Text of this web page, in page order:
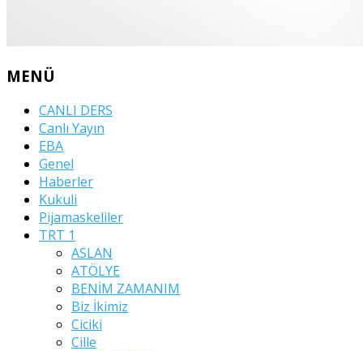
MENÜ
CANLI DERS
Canlı Yayın
EBA
Genel
Haberler
Kukuli
Pijamaskeliler
TRT 1
ASLAN
ATÖLYE
BENİM ZAMANIM
Biz İkimiz
Ciciki
Cille